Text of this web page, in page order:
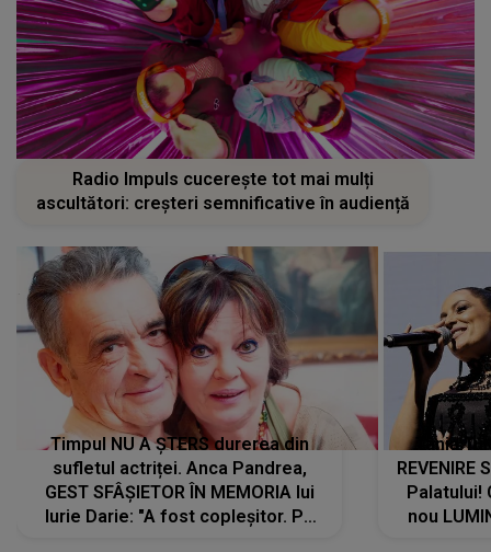
Radio Impuls cucerește tot mai mulți
ascultători: creșteri semnificative în audiență
Timpul NU A ȘTERS durerea din
sufletul actriței. Anca Pandrea,
GEST SFÂȘIETOR ÎN MEMORIA lui
Iurie Darie: "A fost copleșitor. Pe
Tania
REVENIRE
Palatului!
nou